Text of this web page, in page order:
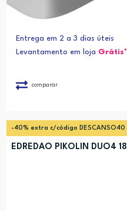
Entrega em 2 a 3 dias úteis
Levantamento em loja Grátis*
comparar
-40% extra c/código DESCANSO40
EDREDAO PIKOLIN DUO4